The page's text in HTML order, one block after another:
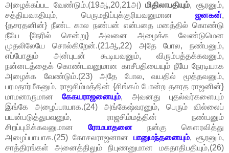
அழைக்கப்பட வேண்டும்.(19ஆ,20,21அ)மிதிலாபதியும், சூரனும்,
சத்தியவாதியும், பெருமதிப்புக்குரியவனுமான ஜனகன்,
{தசரதனின்} நீண்ட கால நண்பன் என்பதை மனத்தில் கொண்டு
நீயே {நேரில் சென்று} அவனை அழைக்க வேண்டுமென
முதலிலேயே சொல்கிறேன்.(21ஆ,22) அதே போல, நண்பனும்,
எப்போதும் அன்புடன் கூடியவனும், விரும்பத்தக்கவனும்,
நன்னடத்தைக் கொண்டவனுமான காசீபதியையும் நீயே நேரடியாக
அழைக்க வேண்டும்.(23) அதே போல, வயதில் மூத்தவனும்,
பரமதார்மீகனும், ராஜசிம்மத்தின் {சிங்கம் போன்ற தசரத ராஜனின்}
மாமனாருமானகேகயராஜனையும், அவனது புதல்வர்களையும்
இங்கே அழைப்பாயாக.(24) அங்கேஷ்வரனும், பெரும் வில்லைப்
பயன்படுத்துபவனும், ராஜசிம்மத்தின் நண்பனும்
சிறப்புமிக்கவனுமான ரோமபாதனை நன்கு கௌரவித்து
அழைப்பாயாக.(25) கோசலராஜனான பானுமந்தனையும், சூரனும்,
சாத்திரங்கள் அனைத்திலும் நிபுணனுமான மகதாதிபதியும்,(26)